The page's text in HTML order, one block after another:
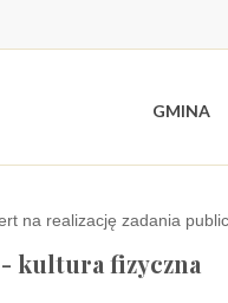
GMINA
na realizację zadania
kultura fizyczna